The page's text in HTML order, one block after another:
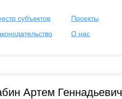
субъектов
Проекты
О нас
Артем Геннадьевич